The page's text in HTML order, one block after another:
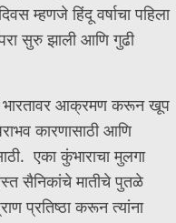
म्हणजे हिंदू वर्षाचा पहिला
सुरु झाली आणि गुढी
भारतावर आक्रमण करून खूप
कारणासाठी आणि
एका कुंभाराचा मुलगा
सैनिकांचे मातीचे पुतळे
प्रतिष्ठा करून त्यांना